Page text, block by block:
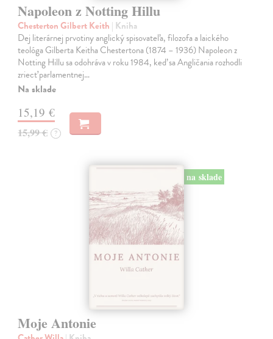
Napoleon z Notting Hillu
Chesterton Gilbert Keith | Kniha
Dej literárnej prvotiny anglický spisovateľa, filozofa a laického
teológa Gilberta Keitha Chestertona (1874 – 1936) Napoleon z
Notting Hillu sa odohráva v roku 1984, keď sa Angličania rozhodli
zriecť parlamentnej…
Na sklade
15,19 €
15,99 € ?
na sklade
Moje Antonie